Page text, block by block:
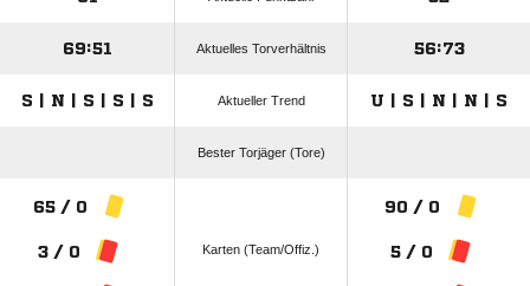
69:51 Aktuelles Torverhältnis 56:73
S | N | S | S | S Aktueller Trend U | S | N | N | S
Bester Torjäger (Tore)
65 / 0
3 / 0 Karten (Team/Offiz.)
90 / 0
5 / 0